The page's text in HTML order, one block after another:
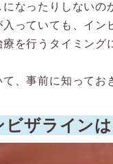
なったりしないの
っていても、イン
を行うタイミング
、事前に知ってお
ザライン